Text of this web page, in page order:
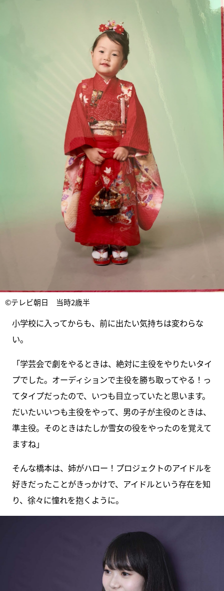
©テレビ朝日 当時2歳半
小学校に入ってからも、前に出たい気持ちは変わらな
い。
「学芸会で劇をやるときは、絶対に主役をやりたいタイ
プでした。オーディションで主役を勝ち取ってやる！っ
てタイプだったので、いつも目立っていたと思います。
だいたいいつも主役をやって、男の子が主役のときは、
準主役。そのときはたしか雪女の役をやったのを覚えて
ますね」
そんな橋本は、姉がハロー！プロジェクトのアイドルを
好きだったことがきっかけで、アイドルという存在を知
り、徐々に憧れを抱くように。